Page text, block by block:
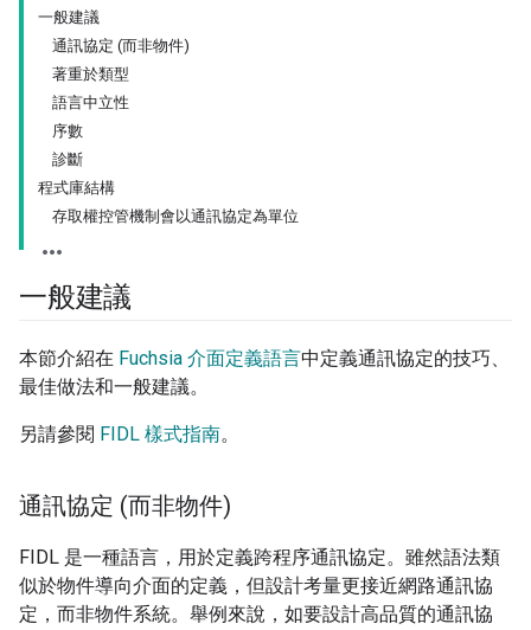
一般建議
通訊協定 (而非物件)
著重於類型
語言中立性
序數
診斷
程式庫結構
存取權控管機制會以通訊協定為單位
一般建議
本節介紹在 Fuchsia 介面定義語言中定義通訊協定的技巧、
最佳做法和一般建議。
另請參閱 FIDL 樣式指南。
通訊協定 (而非物件)
FIDL 是一種語言，用於定義跨程序通訊協定。雖然語法類
似於物件導向介面的定義，但設計考量更接近網路通訊協
定，而非物件系統。舉例來說，如要設計高品質的通訊協